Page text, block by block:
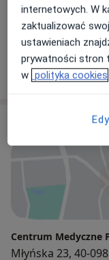
Lekarz
Centrum Medyczne
Młyńska 23, 40-
internetowych. W
zaktualizować
ustawieniach
prywatności stron
w polityka cookies